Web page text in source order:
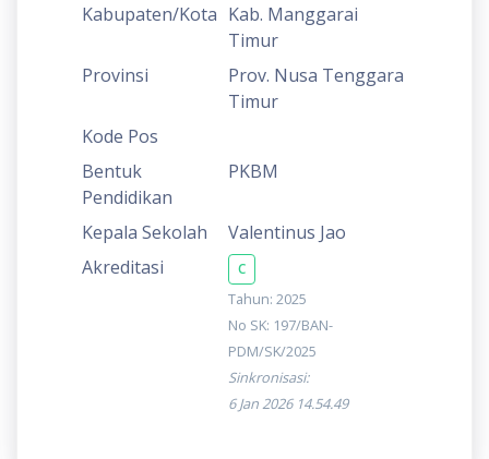
Kabupaten/Kota Kab. Manggarai
Timur
Provinsi
Prov. Nusa Tenggara
Timur
Kode Pos
Bentuk
Pendidikan
PKBM
Kepala Sekolah
Valentinus Jao
Akreditasi
C
Tahun: 2025
No SK: 197/BAN-
PDM/SK/2025
Sinkronisasi:
6 Jan 2026 14.54.49